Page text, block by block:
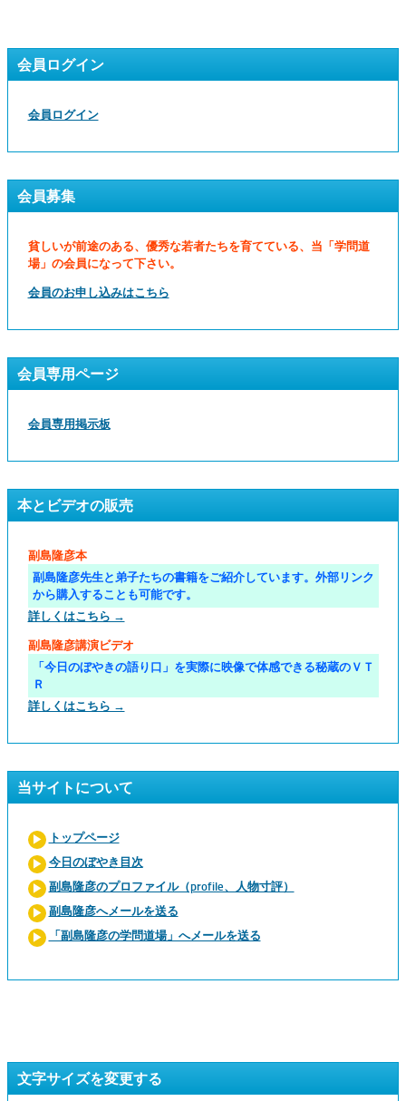
会員ログイン
会員ログイン
会員募集
貧しいが前途のある、優秀な若者たちを育てている、当「学問道
場」の会員になって下さい。
会員のお申し込みはこちら
会員専用ページ
会員専用掲示板
本とビデオの販売
副島隆彦本
副島隆彦先生と弟子たちの書籍をご紹介しています。外部リンク
から購入することも可能です。
詳しくはこちら →
副島隆彦講演ビデオ
「今日のぼやきの語り口」を実際に映像で体感できる秘蔵のＶＴ
Ｒ
詳しくはこちら →
当サイトについて
トップページ
今日のぼやき目次
副島隆彦のプロファイル（profile、人物寸評）
副島隆彦へメールを送る
「副島隆彦の学問道場」へメールを送る
文字サイズを変更する